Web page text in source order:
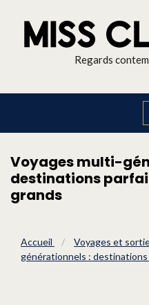
Regards
Voyages multi-
destinations
grands
Accueil / Voyages et
générationnels :